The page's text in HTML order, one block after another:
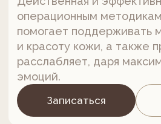
Записаться Подробнее